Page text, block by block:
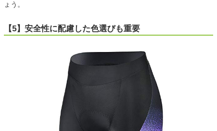
ょう。
【5】安全性に配慮した色選びも重要